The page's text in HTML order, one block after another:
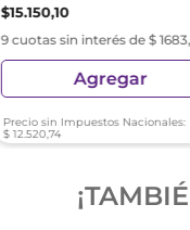
$15.150,10
9 cuotas sin interés de $
Agregar
Precio sin Impuestos Nacionales:
$ 12.520,74